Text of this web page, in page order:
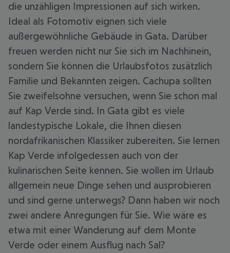
die unzähligen Impressionen auf sich wirken.
Ideal als Fotomotiv eignen sich viele
außergewöhnliche Gebäude in Gata. Darüber
freuen werden nicht nur Sie sich im Nachhinein,
sondern Sie können die Urlaubsfotos zusätzlich
Familie und Bekannten zeigen. Cachupa sollten
Sie zweifelsohne versuchen, wenn Sie schon mal
auf Kap Verde sind. In Gata gibt es viele
landestypische Lokale, die Ihnen diesen
nordafrikanischen Klassiker zubereiten. Sie lernen
Kap Verde infolgedessen auch von der
kulinarischen Seite kennen. Sie wollen im Urlaub
allgemein neue Dinge sehen und ausprobieren
und sind gerne unterwegs? Dann haben wir noch
zwei andere Anregungen für Sie. Wie wäre es
etwa mit einer Wanderung auf dem Monte
Verde oder einem Ausflug nach Sal?